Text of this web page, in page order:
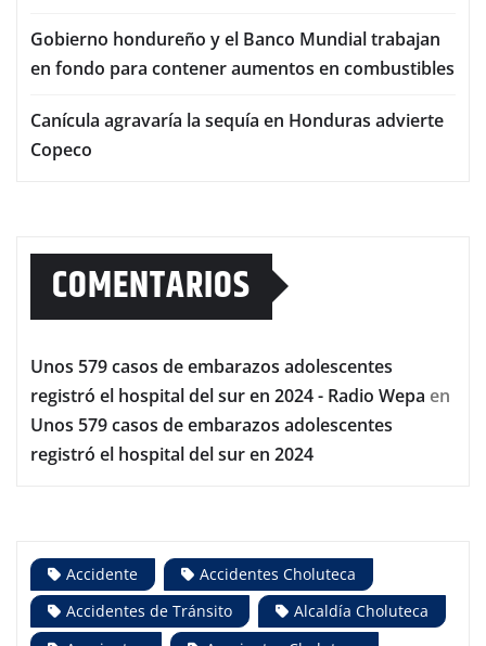
Gobierno hondureño y el Banco Mundial trabajan
en fondo para contener aumentos en combustibles
Canícula agravaría la sequía en Honduras advierte
Copeco
COMENTARIOS
Unos 579 casos de embarazos adolescentes
registró el hospital del sur en 2024 - Radio Wepa en
Unos 579 casos de embarazos adolescentes
registró el hospital del sur en 2024
Accidente
Accidentes Choluteca
Accidentes de Tránsito
Alcaldía Choluteca